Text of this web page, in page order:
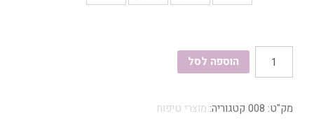
כמות
של
מגנטיים
הוספה לסל
מק"ט: 008 קטגוריה: מוצרי טיפוח